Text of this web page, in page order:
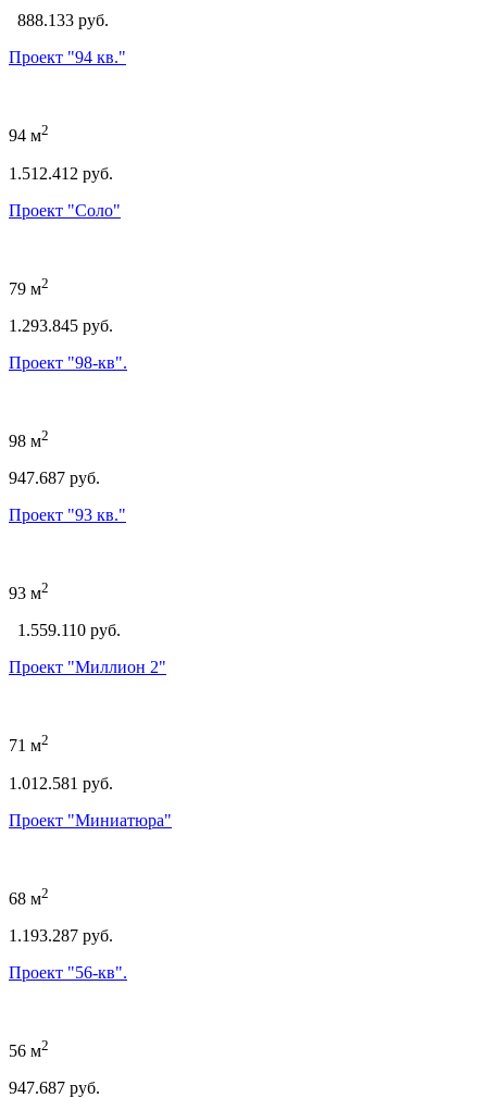
888.133 руб.
Проект "94 кв."
94 м2
1.512.412 руб.
Проект "Соло"
79 м2
1.293.845 руб.
Проект "98-кв".
98 м2
947.687 руб.
Проект "93 кв."
93 м2
1.559.110 руб.
Проект "Миллион 2"
71 м2
1.012.581 руб.
Проект "Миниатюра"
68 м2
1.193.287 руб.
Проект "56-кв".
56 м2
947.687 руб.